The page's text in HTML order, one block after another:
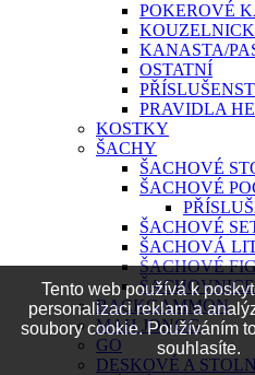
POKEROVÉ
KANASTA/
OSTATNÍ
PRAVIDLA
KOSTKY
ŠACHY
ŠACHOVÉ
ŠACHOVÉ
ŠACHOVÉ
ŠACHOVÁ
ŠACHOVÉ
BACKGAMMON
MAH JONGG
GO
DESKOVÉ A
Tento web používá k
personalizaci reklam a
soubory cookie. Používáním
souhlasíte.